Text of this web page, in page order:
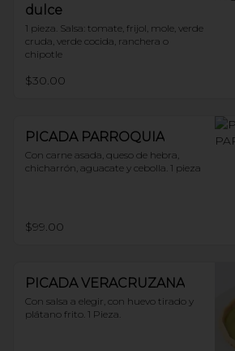
dulce
1 pieza. Salsa: tomate, frijol, mole, verde
cruda, verde cocida, ranchera o
chipotle
$30.00
PICADA PARROQUIA
Con carne asada, queso de hebra,
chicharrón, aguacate y cebolla. 1 pieza
$99.00
PICADA VERACRUZANA
Con salsa a elegir, con huevo tirado y
plátano frito. 1 Pieza.